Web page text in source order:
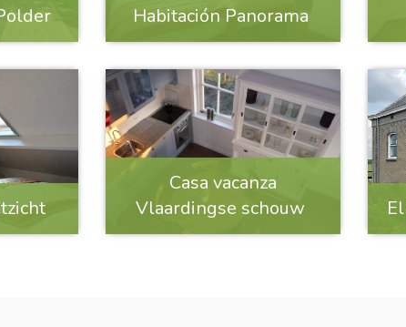
Habitación Panorama
Casa vacanza
Vlaardingse schouw